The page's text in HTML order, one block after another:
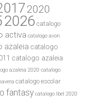
2020
2026 catalogo
activa catalogo avon
azaleia catalogo
catalogo azaleia
azaleia 2020 catalogo
catalogo escolar
fantasy catalogo lbel 2020